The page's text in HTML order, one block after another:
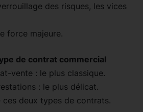
des risques, les vices
force majeure.
de contrat commercial
vente : le plus classique.
: le plus délicat.
ces deux types de contrats.